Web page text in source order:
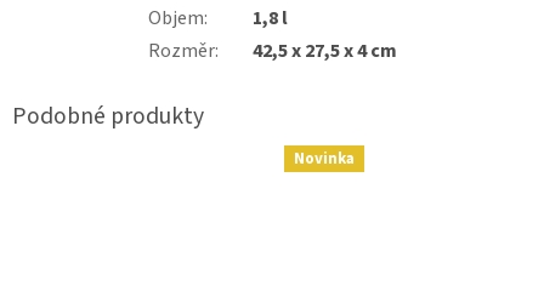
Objem:
1,8 l
Rozměr: 42,5 x 27,5 x 4 cm
Novinka